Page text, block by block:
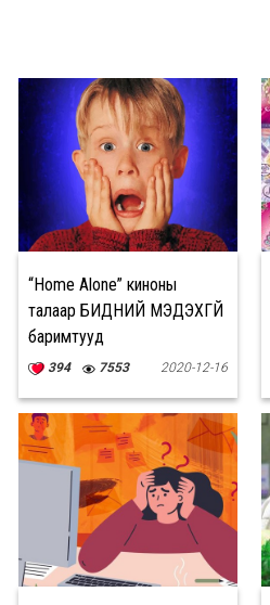
“Home Alone” киноны
талаар БИДНИЙ МЭДЭХГҮЙ
баримтууд
394 7553 2020-12-16